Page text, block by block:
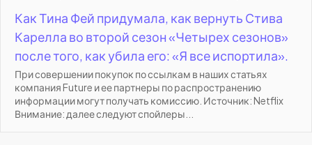
Как Тина Фей придумала, как вернуть Стива
Карелла во второй сезон «Четырех сезонов»
после того, как убила его: «Я все испортила».
При совершении покупок по ссылкам в наших статьях
компания Future и ее партнеры по распространению
информации могут получать комиссию. Источник: Netflix
Внимание: далее следуют спойлеры...